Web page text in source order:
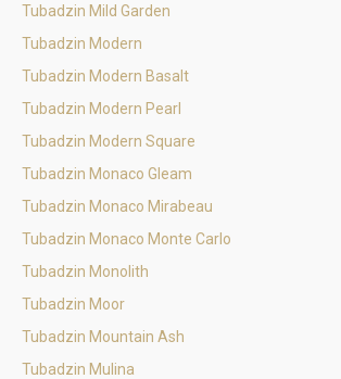
Tubadzin Mild Garden
Tubadzin Modern
Tubadzin Modern Basalt
Tubadzin Modern Pearl
Tubadzin Modern Square
Tubadzin Monaco Gleam
Tubadzin Monaco Mirabeau
Tubadzin Monaco Monte Carlo
Tubadzin Monolith
Tubadzin Moor
Tubadzin Mountain Ash
Tubadzin Mulina